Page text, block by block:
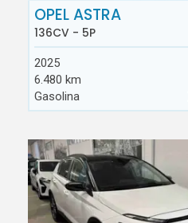
OPEL ASTRA
136CV - 5P
2025
6.480 km
Gasolina